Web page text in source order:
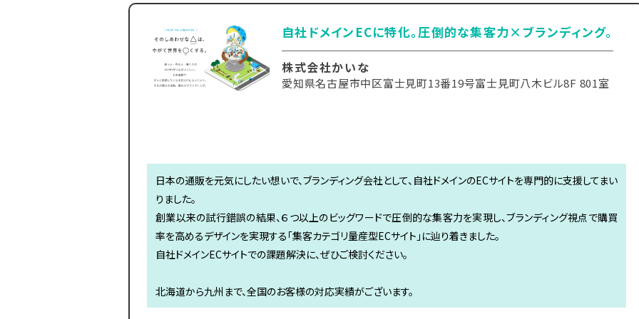
自社ドメインECに特化。圧倒的な集客力×ブランディング。
株式会社かいな
愛知県名古屋市中区富士見町13番19号富士見町八木ビル8F 801室
日本の通販を元気にしたい想いで、ブランディング会社として、自社ドメインのECサイトを専門的に支援してまい
りました。
創業以来の試行錯誤の結果、６つ以上のビッグワードで圧倒的な集客力を実現し、ブランディング視点で購買
率を高めるデザインを実現する「集客カテゴリ量産型ECサイト」に辿り着きました。
自社ドメインECサイトでの課題解決に、ぜひご検討ください。
北海道から九州まで、全国のお客様の対応実績がございます。